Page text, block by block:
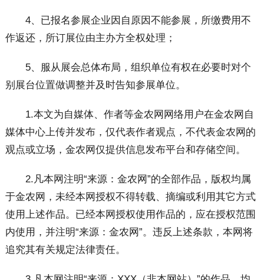
4、已报名参展企业因自原因不能参展，所缴费用不
作返还，所订展位由主办方全权处理；
5、服从展会总体布局，组织单位有权在必要时对个
别展台位置做调整并及时告知参展单位。
1.本文为自媒体、作者等金农网网络用户在金农网自
媒体中心上传并发布，仅代表作者观点，不代表金农网的
观点或立场，金农网仅提供信息发布平台和存储空间。
2.凡本网注明“来源：金农网”的全部作品，版权均属
于金农网，未经本网授权不得转载、摘编或利用其它方式
使用上述作品。已经本网授权使用作品的，应在授权范围
内使用，并注明“来源：金农网”。违反上述条款，本网将
追究其有关规定法律责任。